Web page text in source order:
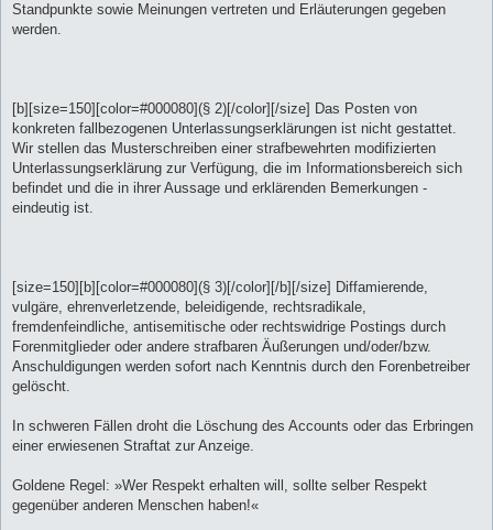
Standpunkte sowie Meinungen vertreten und Erläuterungen gegeben
werden.
[b][size=150][color=#000080](§ 2)[/color][/size] Das Posten von
konkreten fallbezogenen Unterlassungserklärungen ist nicht gestattet.
Wir stellen das Musterschreiben einer strafbewehrten modifizierten
Unterlassungserklärung zur Verfügung, die im Informationsbereich sich
befindet und die in ihrer Aussage und erklärenden Bemerkungen -
eindeutig ist.
[size=150][b][color=#000080](§ 3)[/color][/b][/size] Diffamierende,
vulgäre, ehrenverletzende, beleidigende, rechtsradikale,
fremdenfeindliche, antisemitische oder rechtswidrige Postings durch
Forenmitglieder oder andere strafbaren Äußerungen und/oder/bzw.
Anschuldigungen werden sofort nach Kenntnis durch den Forenbetreiber
gelöscht.
In schweren Fällen droht die Löschung des Accounts oder das Erbringen
einer erwiesenen Straftat zur Anzeige.
Goldene Regel: »Wer Respekt erhalten will, sollte selber Respekt
gegenüber anderen Menschen haben!«